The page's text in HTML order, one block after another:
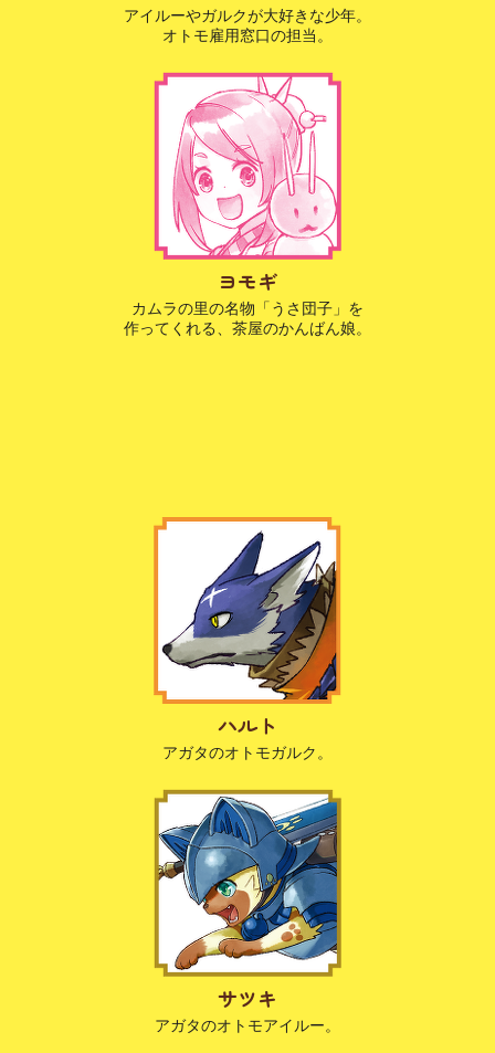
アイルーやガルクが大好きな少年。
オトモ雇用窓口の担当。
ヨモギ
カムラの里の名物「うさ団子」を
作ってくれる、茶屋のかんばん娘。
ハルト
アガタのオトモガルク。
サツキ
アガタのオトモアイルー。